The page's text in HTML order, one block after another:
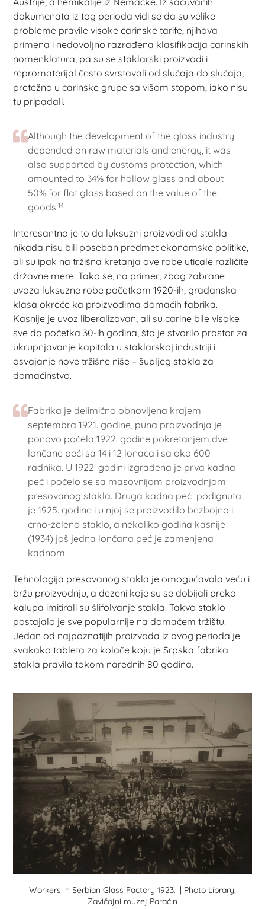
dokumenata iz tog perioda vidi se da su velike
probleme pravile visoke carinske tarife, njihova
primena i nedovoljno razrađena klasifikacija carinskih
nomenklatura, pa su se staklarski proizvodi i
repromaterijal često svrstavali od slučaja do slučaja,
pretežno u carinske grupe sa višom stopom, iako nisu
tu pripadali.
Although the development of the glass industry
depended on raw materials and energy, it was
also supported by customs protection, which
amounted to 34% for hollow glass and about
50% for flat glass based on the value of the
goods.14
Interesantno je to da luksuzni proizvodi od stakla
nikada nisu bili poseban predmet ekonomske politike,
ali su ipak na tržišna kretanja ove robe uticale različite
državne mere. Tako se, na primer, zbog zabrane
uvoza luksuzne robe početkom 1920-ih, građanska
klasa okreće ka proizvodima domaćih fabrika.
Kasnije je uvoz liberalizovan, ali su carine bile visoke
sve do početka 30-ih godina, što je stvorilo prostor za
ukrupnjavanje kapitala u staklarskoj industriji i
osvajanje nove tržišne niše – šupljeg stakla za
domaćinstvo.
Fabrika je delimično obnovljena krajem
septembra 1921. godine, puna proizvodnja je
ponovo počela 1922. godine pokretanjem dve
lončane peći sa 14 i 12 lonaca i sa oko 600
radnika. U 1922. godini izgrađena je prva kadna
peć i počelo se sa masovnijom proizvodnjom
presovanog stakla. Druga kadna peć podignuta
je 1925. godine i u njoj se proizvodilo bezbojno i
crno-zeleno staklo, a nekoliko godina kasnije
(1934) još jedna lončana peć je zamenjena
kadnom.
Tehnologija presovanog stakla je omogućavala veću i
bržu proizvodnju, a dezeni koje su se dobijali preko
kalupa imitirali su šlifolvanje stakla. Takvo staklo
postajalo je sve popularnije na domaćem tržištu.
Jedan od najpoznatijih proizvoda iz ovog perioda je
svakakotableta za kolače koju je Srpska fabrika
stakla pravila tokom narednih 80 godina.
Workers in Serbian Glass Factory 1923. || Photo Library,
Zavičajni muzej Paraćin